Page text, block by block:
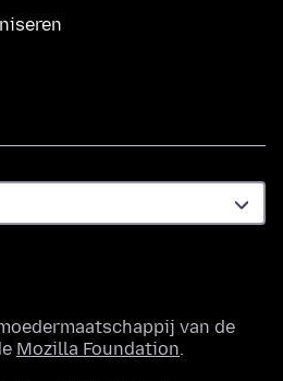
van de
Mozilla Foundation.